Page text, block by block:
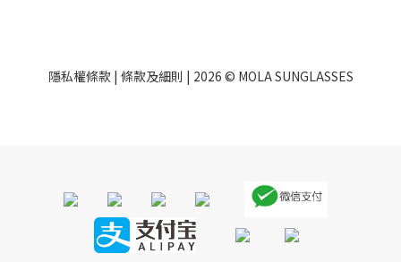
隱私權條款| 條款及細則 | 2026 © MOLA SUNGLASSES